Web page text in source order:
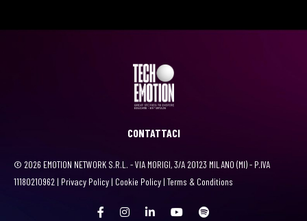
CONTATTACI
© 2026 EMOTION NETWORK S.R.L. - VIA MORIGI, 3/A 20123 MILANO (MI) - P.IVA
11180210962 | Privacy Policy | Cookie Policy | Terms & Conditions